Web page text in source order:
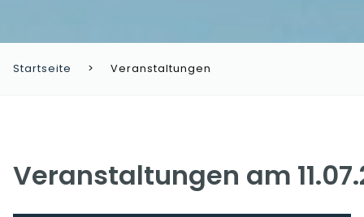
Startseite Veranstaltungen
Veranstaltungen am